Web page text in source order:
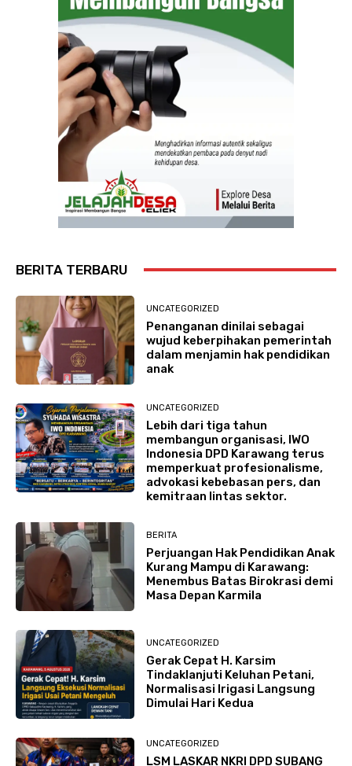
BERITA TERBARU
UNCATEGORIZED
Penanganan dinilai sebagai
wujud keberpihakan pemerintah
dalam menjamin hak pendidikan
anak
UNCATEGORIZED
Lebih dari tiga tahun
membangun organisasi, IWO
Indonesia DPD Karawang terus
memperkuat profesionalisme,
advokasi kebebasan pers, dan
kemitraan lintas sektor.
BERITA
Perjuangan Hak Pendidikan Anak
Kurang Mampu di Karawang:
Menembus Batas Birokrasi demi
Masa Depan Karmila
UNCATEGORIZED
Gerak Cepat H. Karsim
Tindaklanjuti Keluhan Petani,
Normalisasi Irigasi Langsung
Dimulai Hari Kedua
UNCATEGORIZED
LSM LASKAR NKRI DPD SUBANG